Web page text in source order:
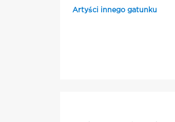
Artyści innego gatunku